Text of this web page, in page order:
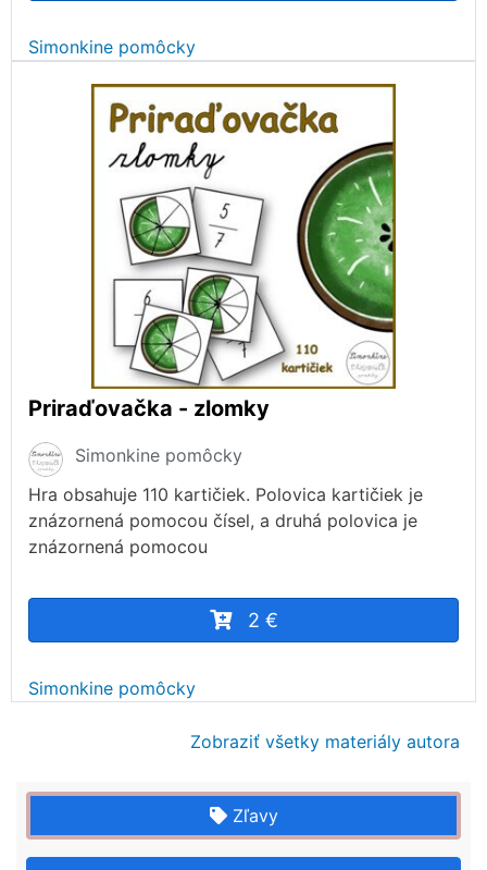
Simonkine pomôcky
Priraďovačka - zlomky
Simonkine pomôcky
Hra obsahuje 110 kartičiek. Polovica kartičiek je
znázornená pomocou čísel, a druhá polovica je
znázornená pomocou
2 €
Simonkine pomôcky
Zobraziť všetky materiály autora
Zľavy